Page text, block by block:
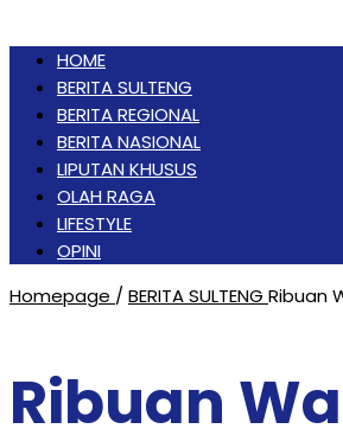
HOME
BERITA SULTENG
BERITA REGIONAL
BERITA NASIONAL
LIPUTAN KHUSUS
OLAH RAGA
LIFESTYLE
OPINI
Homepage / BERITA SULTENG Ribuan
Ribuan